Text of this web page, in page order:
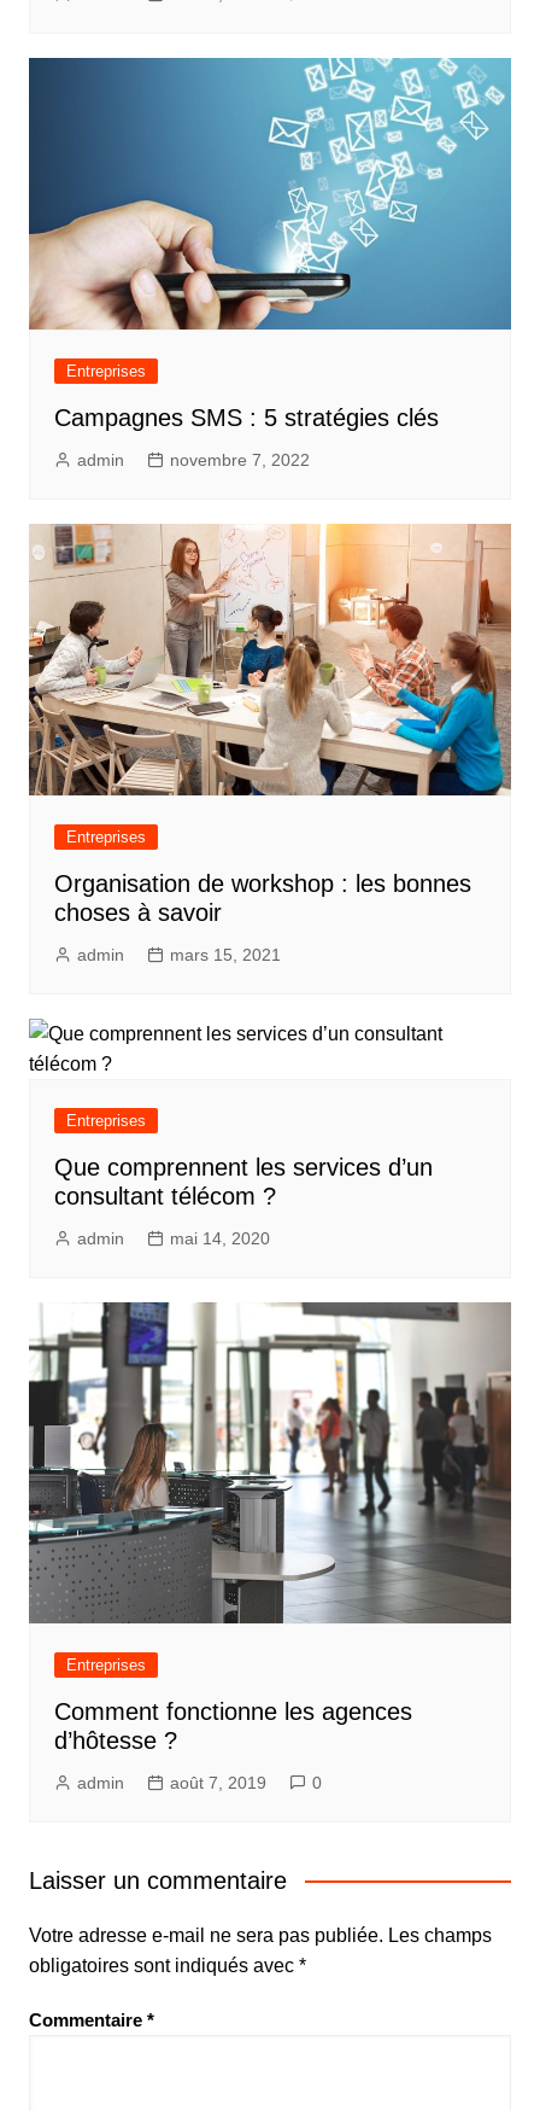
Entreprises
Campagnes SMS : 5 stratégies clés
admin novembre 7, 2022
Entreprises
Organisation de workshop : les bonnes
choses à savoir
admin mars 15, 2021
Entreprises
Que comprennent les services d’un
consultant télécom ?
admin mai 14, 2020
Entreprises
Comment fonctionne les agences
d’hôtesse ?
admin août 7, 2019 0
Laisser un commentaire
Votre adresse e-mail ne sera pas publiée. Les champs
obligatoires sont indiqués avec *
Commentaire *